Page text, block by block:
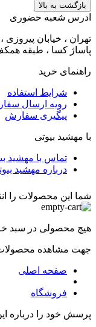
بازگشت به بالا
ادرس شعبه حضوری
تهران ، خیابان پیروزی ،
پاساژ کسا ، طبقه همکف
راهنمای خرید
شرایط استفاده
رویه ارسال
پیگیری سفارش
با مهشید بیوتی
تماس با مهشید
درباره مهشید
شما این محصولات را
هیچ محصولی در سبد
جهت مشاهده محصولات
صفحه اصلی
فروشگاه
پرسش خود را درباره